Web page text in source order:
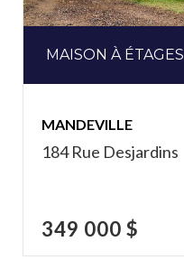
MAISON À ÉTAGES
MANDEVILLE
184 Rue Desjardins
349 000 $